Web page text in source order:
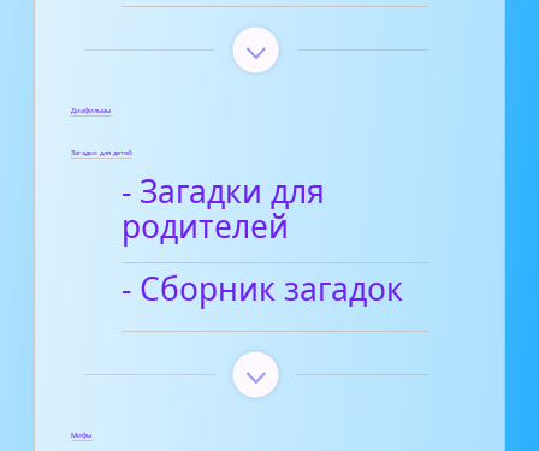
Диафильмы
Загадки для детей
- Загадки для
родителей
- Сборник загадок
Мифы